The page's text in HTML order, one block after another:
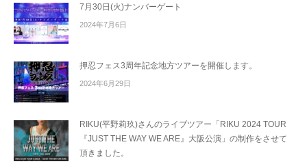
7月30日(火)ナンバーゲート
2024年7月6日
押忍フェス3周年記念地方ツアーを開催します。
2024年6月29日
RIKU(平野莉玖)さんのライブツアー「RIKU 2024 TOUR
『JUST THE WAY WE ARE』大阪公演」の制作をさせて
頂きました。